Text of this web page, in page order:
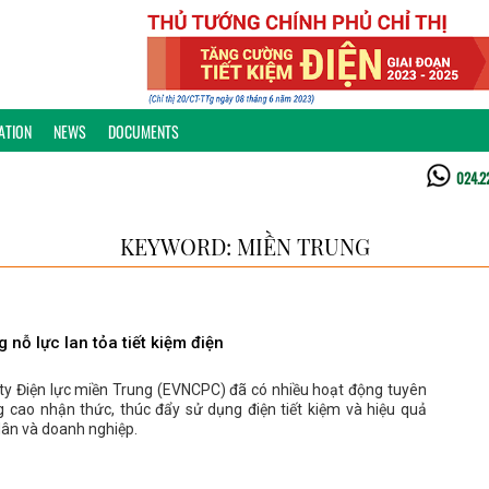
NEWS DOCUMENTS
KEYWORD: MIỀN TRUNG
nỗ lực lan tỏa tiết kiệm điện
Điện lực miền Trung (EVNCPC) đã có nhiều hoạt động tuyên
cao nhận thức, thúc đẩy sử dụng điện tiết kiệm và hiệu quả
và doanh nghiệp.